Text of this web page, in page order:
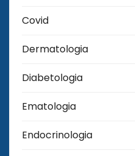
Covid
Dermatologia
Diabetologia
Ematologia
Endocrinologia